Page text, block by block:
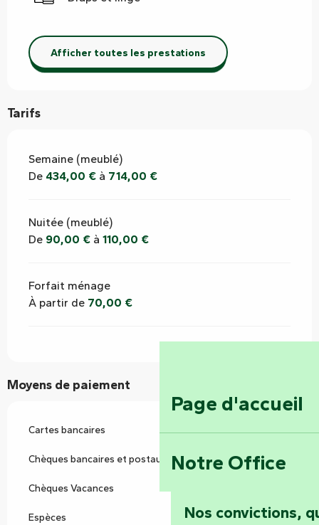
Page d'accueil
Notre Office
Nos convictions,
Afficher toutes les prestations
Tarifs
Semaine (meublé)
De 434,00 € à 714,00 €
Nuitée (meublé)
De 90,00 € à 110,00 €
Forfait ménage
À partir de 70,00 €
Moyens de paiement
Cartes bancaires
Chèques bancaires et postaux
Chèques Vacances
Espèces